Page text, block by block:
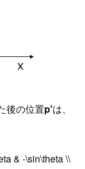
後の位置p'は、
& -\sin\theta \\